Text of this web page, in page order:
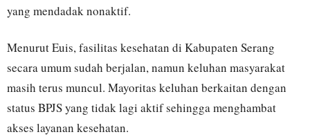
yang mendadak nonaktif.
Menurut Euis, fasilitas kesehatan di Kabupaten Serang
secara umum sudah berjalan, namun keluhan masyarakat
masih terus muncul. Mayoritas keluhan berkaitan dengan
status BPJS yang tidak lagi aktif sehingga menghambat
akses layanan kesehatan.